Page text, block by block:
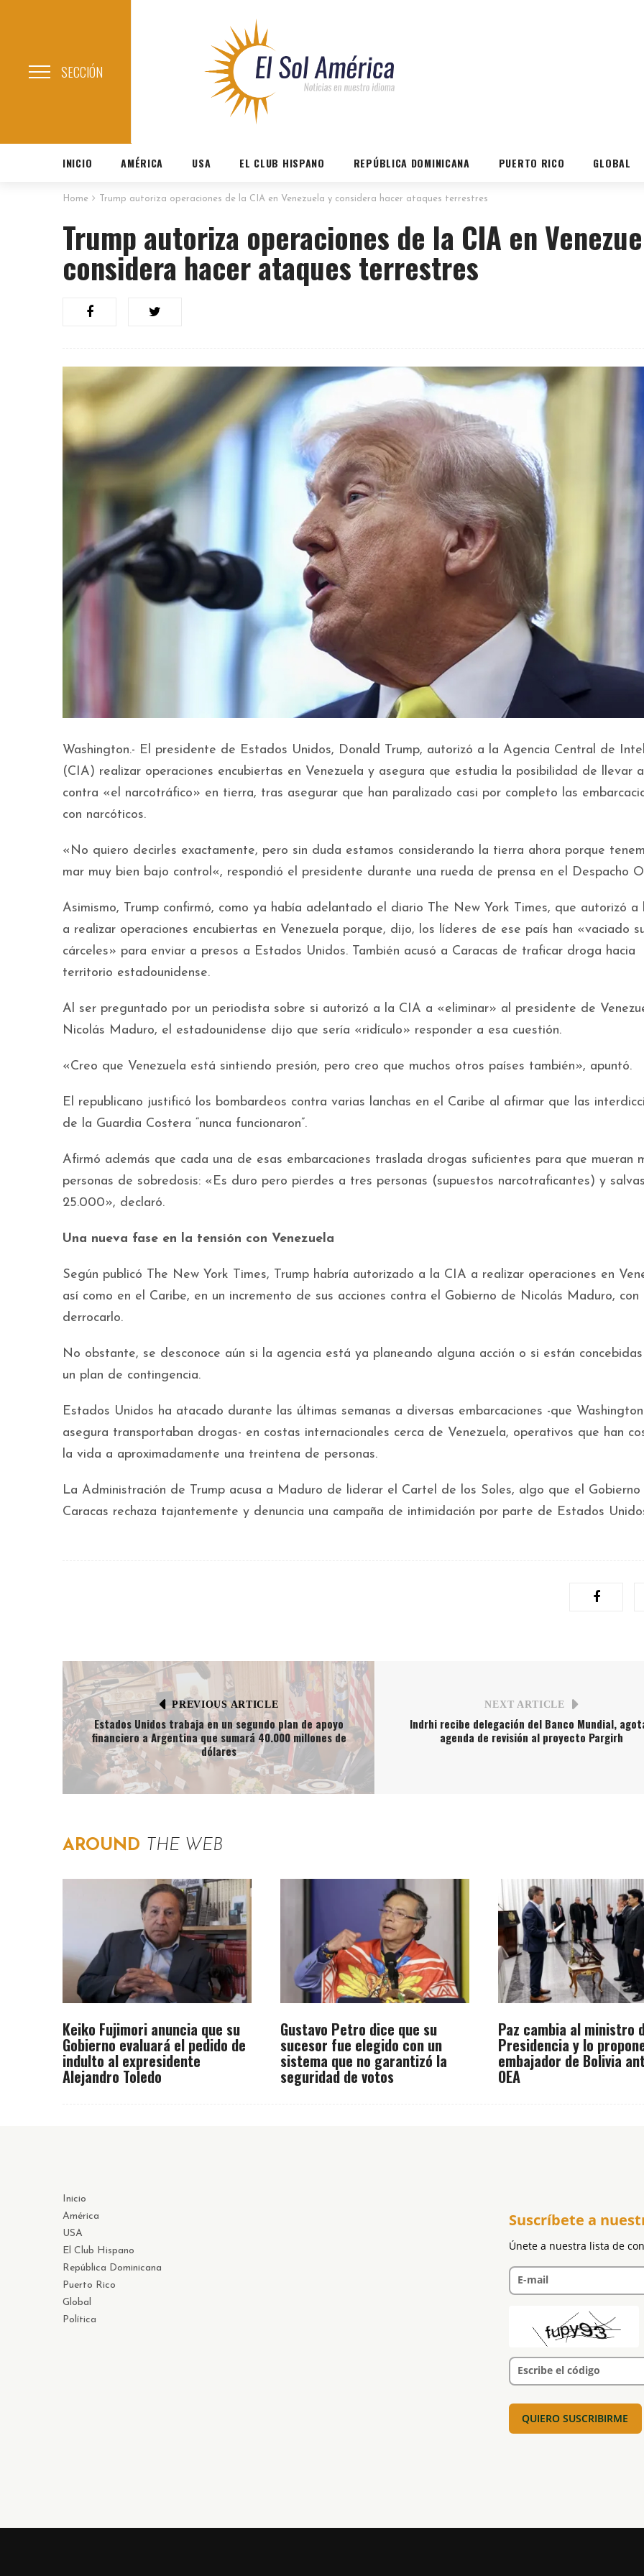
SECCIÓN
INICIO AMÉRICA USA EL CLUB HISPANO REPÚBLICA DOMINICANA PUERTO RICO GLOBAL
Home Trump autoriza operaciones de la CIA en Venezuela y considera hacer ataques terrestres
Trump autoriza operaciones de la CIA en
considera hacer ataques terrestres
Washington.- El presidente de Estados Unidos, Donald Trump, autorizó a la Agencia Central de
(CIA) realizar operaciones encubiertas en Venezuela y asegura que estudia la posibilidad de llevar
contra «el narcotráfico» en tierra, tras asegurar que han paralizado casi por completo las
con narcóticos.
«No quiero decirles exactamente, pero sin duda estamos considerando la tierra ahora porque
mar muy bien bajo control«, respondió el presidente durante una rueda de prensa en el Despacho
Asimismo, Trump confirmó, como ya había adelantado el diario The New York Times, que autorizó a
a realizar operaciones encubiertas en Venezuela porque, dijo, los líderes de ese país han «vaciado
cárceles» para enviar a presos a Estados Unidos. También acusó a Caracas de traficar droga hacia
territorio estadounidense.
Al ser preguntado por un periodista sobre si autorizó a la CIA a «eliminar» al presidente de
Nicolás Maduro, el estadounidense dijo que sería «ridículo» responder a esa cuestión.
«Creo que Venezuela está sintiendo presión, pero creo que muchos otros países también», apuntó.
El republicano justificó los bombardeos contra varias lanchas en el Caribe al afirmar que las
de la Guardia Costera “nunca funcionaron”.
Afirmó además que cada una de esas embarcaciones traslada drogas suficientes para que mueran
personas de sobredosis: «Es duro pero pierdes a tres personas (supuestos narcotraficantes) y
25.000», declaró.
Una nueva fase en la tensión con Venezuela
Según publicó The New York Times, Trump habría autorizado a la CIA a realizar operaciones en
así como en el Caribe, en un incremento de sus acciones contra el Gobierno de Nicolás Maduro, con
derrocarlo.
No obstante, se desconoce aún si la agencia está ya planeando alguna acción o si están
un plan de contingencia.
Estados Unidos ha atacado durante las últimas semanas a diversas embarcaciones -que Washington
asegura transportaban drogas- en costas internacionales cerca de Venezuela, operativos que han
la vida a aproximadamente una treintena de personas.
La Administración de Trump acusa a Maduro de liderar el Cartel de los Soles, algo que el
Caracas rechaza tajantemente y denuncia una campaña de intimidación por parte de Estados
PREVIOUS ARTICLE
Estados Unidos trabaja en un segundo plan de apoyo
financiero a Argentina que sumará 40.000 millones de
dólares
NEXT ARTICLE
Indrhi recibe delegación del Banco Mundial,
agenda de revisión al proyecto Pargirh
AROUND THE WEB
Keiko Fujimori anuncia que su
Gobierno evaluará el pedido de
indulto al expresidente
Alejandro Toledo
Gustavo Petro dice que su
sucesor fue elegido con un
sistema que no garantizó la
seguridad de votos
Paz cambia al ministro
Presidencia y lo
embajador de Bolivia
OEA
Inicio
América
USA
El Club Hispano
República Dominicana
Puerto Rico
Global
Política
Suscríbete a
Únete a nuestra lista de
E-mail
Escribe el código